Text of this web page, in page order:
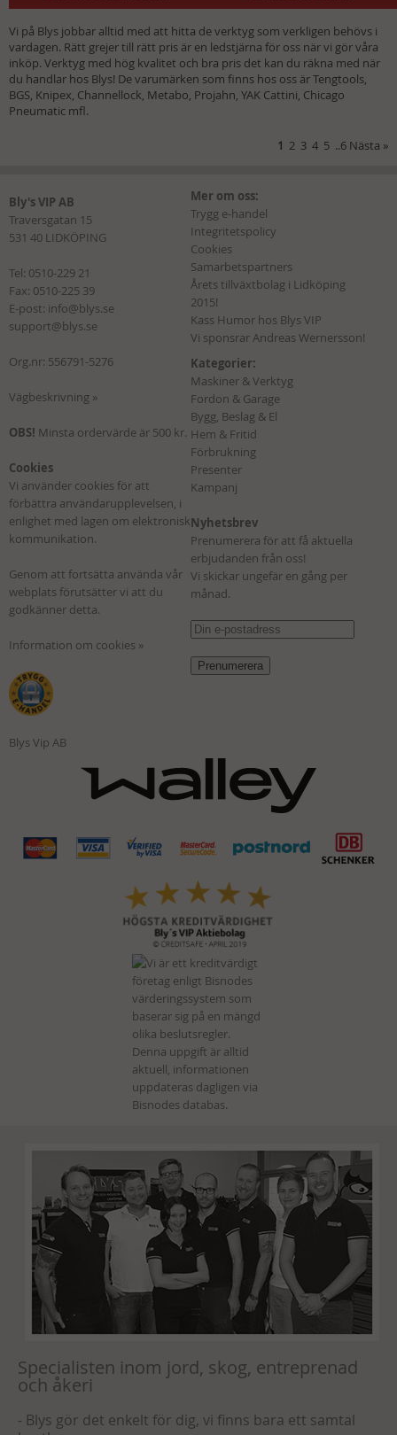
Vi på Blys jobbar alltid med att hitta de verktyg som verkligen behövs i
vardagen. Rätt grejer till rätt pris är en ledstjärna för oss när vi gör våra
inköp. Verktyg med hög kvalitet och bra pris det kan du räkna med när
du handlar hos Blys! De varumärken som finns hos oss är Tengtools,
BGS, Knipex, Channellock, Metabo, Projahn, YAK Cattini, Chicago
Pneumatic mfl.
1 2 3 4 5 ..6 Nästa »
Bly's VIP AB
Traversgatan 15
531 40 LIDKÖPING
Tel: 0510-229 21
Fax: 0510-225 39
E-post: info@blys.se
support@blys.se
Org.nr: 556791-5276
Vägbeskrivning »
OBS! Minsta ordervärde är 500 kr.
Cookies
Vi använder cookies för att
förbättra användarupplevelsen, i
enlighet med lagen om elektronisk
kommunikation.
Genom att fortsätta använda vår
webplats förutsätter vi att du
godkänner detta.
Information om cookies »
Mer om oss:
Trygg e-handel
Integritetspolicy
Cookies
Samarbetspartners
Årets tillväxtbolag i Lidköping
2015!
Kass Humor hos Blys VIP
Vi sponsrar Andreas Wernersson!
Kategorier:
Maskiner & Verktyg
Fordon & Garage
Bygg, Beslag & El
Hem & Fritid
Förbrukning
Presenter
Kampanj
Nyhetsbrev
Prenumerera för att få aktuella
erbjudanden från oss!
Vi skickar ungefär en gång per
månad.
Blys Vip AB
Specialisten inom jord, skog, entreprenad
och åkeri
- Blys gör det enkelt för dig, vi finns bara ett samtal